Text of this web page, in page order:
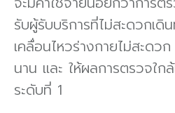
รับผู้รับบริการที่ไม่สะดวกเดิ
เคลื่อนไหวร่างกายไม่สะด
นาน และ ให้ผลการตรวจใก
ระดับที่ 1